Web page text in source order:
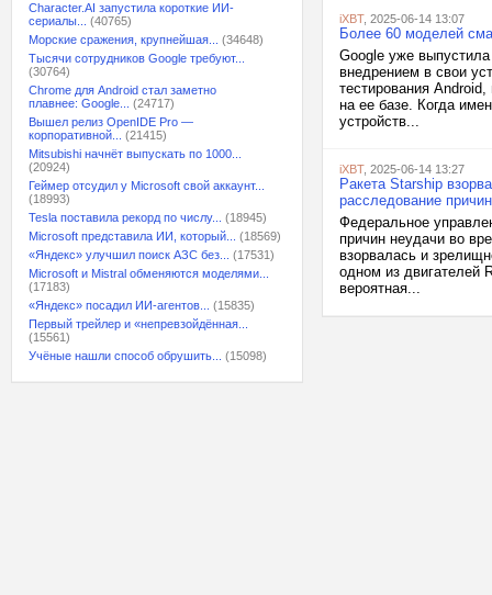
Character.AI запустила короткие ИИ-
сериалы...
(40765)
Морские сражения, крупнейшая...
(34648)
Тысячи сотрудников Google требуют...
(30764)
Chrome для Android стал заметно
плавнее: Google...
(24717)
Вышел релиз OpenIDE Pro —
корпоративной...
(21415)
Mitsubishi начнёт выпускать по 1000...
(20924)
Геймер отсудил у Microsoft свой аккаунт...
(18993)
Tesla поставила рекорд по числу...
(18945)
Microsoft представила ИИ, который...
(18569)
«Яндекс» улучшил поиск АЗС без...
(17531)
Microsoft и Mistral обменяются моделями...
(17183)
«Яндекс» посадил ИИ-агентов...
(15835)
Первый трейлер и «непревзойдённая...
(15561)
Учёные нашли способ обрушить...
(15098)
iXBT, 2025-06-14 13:07
Более 60 моделей
Google уже
внедрением в свои
тестирования
на ее базе. Когда
устройств...
iXBT, 2025-06-14 13:27
Ракета Starship
расследование
Федеральное
причин неудачи во
взорвалась и
одном из двигателей
вероятная...